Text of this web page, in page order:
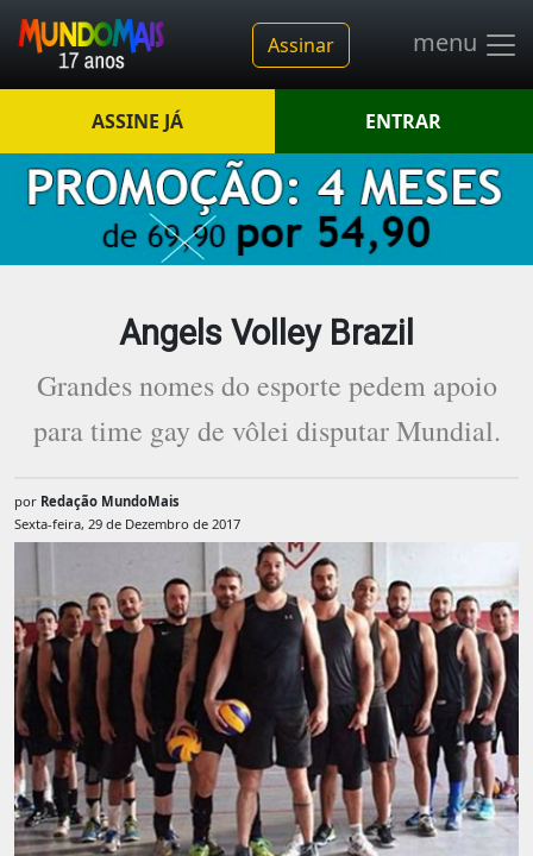
Assinar menu
ASSINE JÁ ENTRAR
Angels Volley Brazil
Grandes nomes do esporte pedem apoio
para time gay de vôlei disputar Mundial.
por Redação MundoMais
Sexta-feira, 29 de Dezembro de 2017